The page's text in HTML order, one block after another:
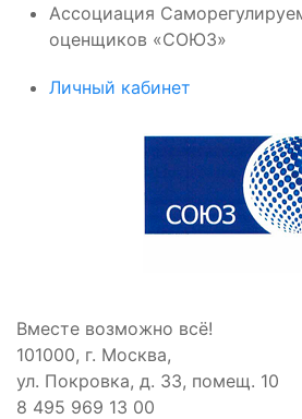
Ассоциация
оценщиков «СОЮЗ»
Личный кабинет
Вместе возможно всё!
101000, г. Москва,
ул. Покровка, д. 33, помещ. 10
8 495 969 13 00